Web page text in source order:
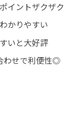
イントザクザク
かりやすい
いと大好評
わせで利便性◎